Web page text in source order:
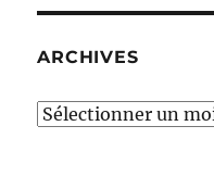
ARCHIVES
Archives